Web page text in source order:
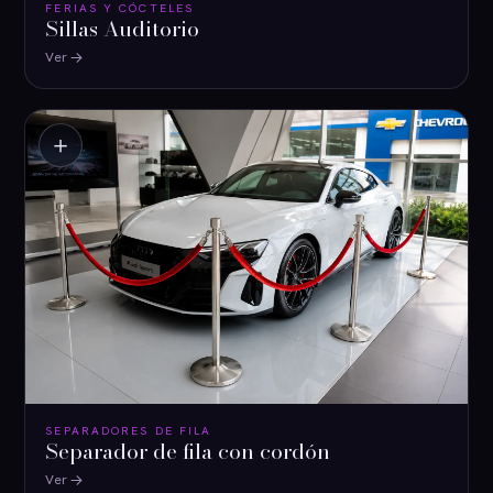
FERIAS Y CÓCTELES
Sillas Auditorio
Ver
SEPARADORES DE FILA
Separador de fila con cordón
Ver
＋